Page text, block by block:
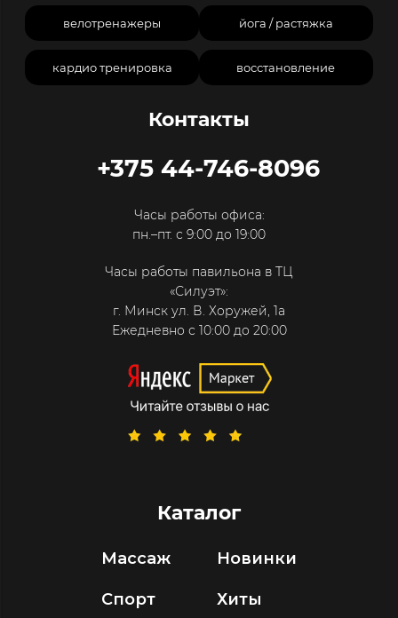
велотренажеры йога / растяжка
кардио тренировка восстановление
Контакты
+375 44-746-8096
Часы работы офиса:
пн.–пт. с 9:00 до 19:00
Часы работы павильона в ТЦ
«Силуэт»:
г. Минск ул. В. Хоружей, 1а
Ежедневно с 10:00 до 20:00
Каталог
Массаж
Спорт
Новинки
Хиты